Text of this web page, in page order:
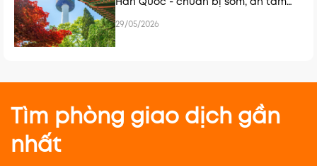
Hàn Quốc - chuẩn bị sớm, an tâm
hơn
29/05/2026
Tìm phòng giao dịch gần
nhất